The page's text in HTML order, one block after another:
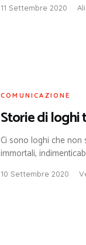
11 Settembre 2020
COMUNICAZIONE
Storie di loghi
Ci sono loghi che
immortali,
10 Settembre 2020